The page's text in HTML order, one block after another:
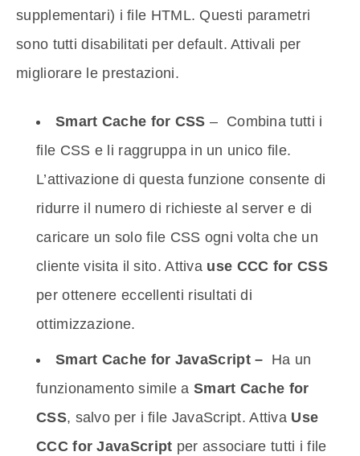
supplementari) i file HTML. Questi parametri
sono tutti disabilitati per default. Attivali per
migliorare le prestazioni.
Smart Cache for CSS – Combina tutti i
file CSS e li raggruppa in un unico file.
L’attivazione di questa funzione consente di
ridurre il numero di richieste al server e di
caricare un solo file CSS ogni volta che un
cliente visita il sito. Attiva use CCC for CSS
per ottenere eccellenti risultati di
ottimizzazione.
Smart Cache for JavaScript – Ha un
funzionamento simile a Smart Cache for
CSS, salvo per i file JavaScript. Attiva Use
CCC for JavaScript per associare tutti i file